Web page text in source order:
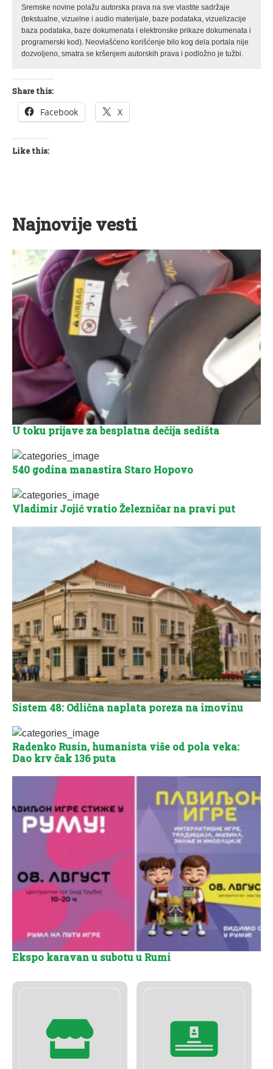
Sremske novine polažu autorska prava na sve vlastite sadržaje
(tekstualne, vizuelne i audio materijale, baze podataka, vizuelizacije
baza podataka, baze dokumenata i elektronske prikaze dokumenata i
programerski kod). Neovlašćeno korišćenje bilo kog dela portala nije
dozvoljeno, smatra se kršenjem autorskih prava i podložno je tužbi.
Share this:
Facebook X
Like this:
Najnovije vesti
U toku prijave za besplatna dečija sedišta
540 godina manastira Staro Hopovo
Vladimir Jojić vratio Železničar na pravi put
Sistem 48: Odlična naplata poreza na imovinu
Radenko Rusin, humanista više od pola veka:
Dao krv čak 136 puta
Ekspo karavan u subotu u Rumi